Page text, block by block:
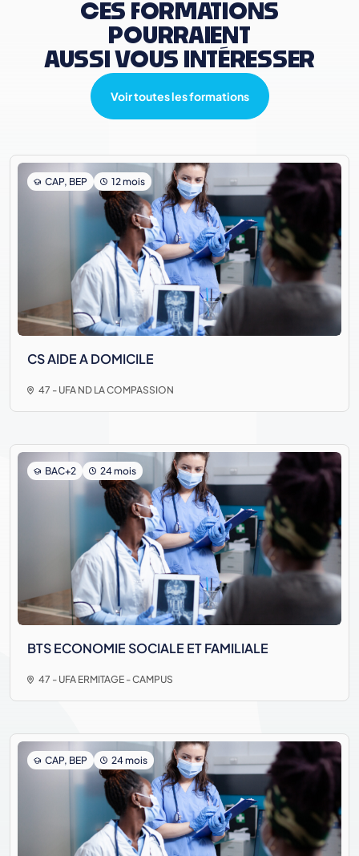
CES FORMATIONS
POURRAIENT
AUSSI VOUS INTÉRESSER
Voir toutes les formations
CAP, BEP 12 mois
CS AIDE A DOMICILE
47 - UFA ND LA COMPASSION
BAC+2 24 mois
BTS ECONOMIE SOCIALE ET FAMILIALE
47 - UFA ERMITAGE - CAMPUS
CAP, BEP 24 mois